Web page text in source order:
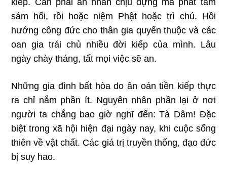
sám hối, rồi hoặc niệm Phật hoặc trì chú. Hồi
hướng công đức cho thân gia quyến thuộc và các
oan gia trái chủ nhiều đời kiếp của mình. Lâu
ngày chày tháng, tất mọi việc sẽ an.
Những gia đình bất hòa do ân oán tiền kiếp thực
ra chỉ nắm phần ít. Nguyên nhân phần lại ở nơi
người ta chẳng bao giờ nghĩ đến: Tà Dâm! Đặc
biệt trong xã hội hiện đại ngày nay, khi cuộc sống
thiên về vật chất. Các giá trị truyền thống, đạo đức
bị suy hao.